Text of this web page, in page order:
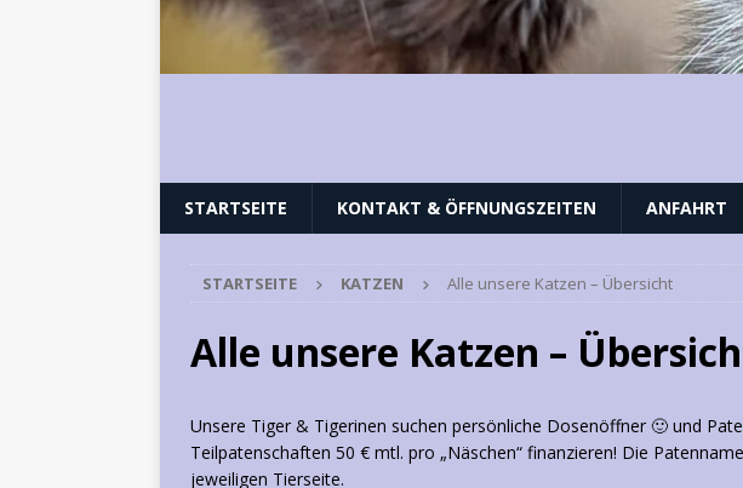
STARTSEITE KONTAKT & ÖFFNUNGSZEITEN ANFAHRT
STARTSEITE KATZEN Alle unsere Katzen – Übersicht
Alle unsere Katzen –
Unsere Tiger & Tigerinen suchen persönliche Dosenöffner 🙂 und
Teilpatenschaften 50 € mtl. pro „Näschen“ finanzieren! Die
jeweiligen Tierseite.